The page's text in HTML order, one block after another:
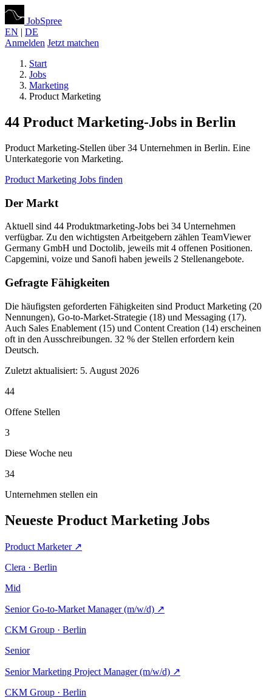
JobSpree
EN | DE
Anmelden Jetzt matchen
Start
Jobs
Marketing
Product Marketing
44 Product Marketing-Jobs in Berlin
Product Marketing-Stellen über 34 Unternehmen in Berlin. Eine
Unterkategorie von Marketing.
Product Marketing Jobs finden
Der Markt
Aktuell sind 44 Produktmarketing-Jobs bei 34 Unternehmen
verfügbar. Zu den wichtigsten Arbeitgebern zählen TeamViewer
Germany GmbH und Doctolib, jeweils mit 4 offenen Positionen.
Capgemini, voize und Sanofi haben jeweils 2 Stellenangebote.
Gefragte Fähigkeiten
Die häufigsten geforderten Fähigkeiten sind Product Marketing (20
Nennungen), Go-to-Market-Strategie (18) und Messaging (17).
Auch Sales Enablement (15) und Content Creation (14) erscheinen
oft in den Ausschreibungen. 32 % der Stellen erfordern kein
Deutsch.
Zuletzt aktualisiert: 5. August 2026
44
Offene Stellen
3
Diese Woche neu
34
Unternehmen stellen ein
Neueste Product Marketing Jobs
Product Marketer ↗
Clera · Berlin
Mid
Senior Go-to-Market Manager (m/w/d) ↗
CKM Group · Berlin
Senior
Senior Marketing Project Manager (m/w/d) ↗
CKM Group · Berlin